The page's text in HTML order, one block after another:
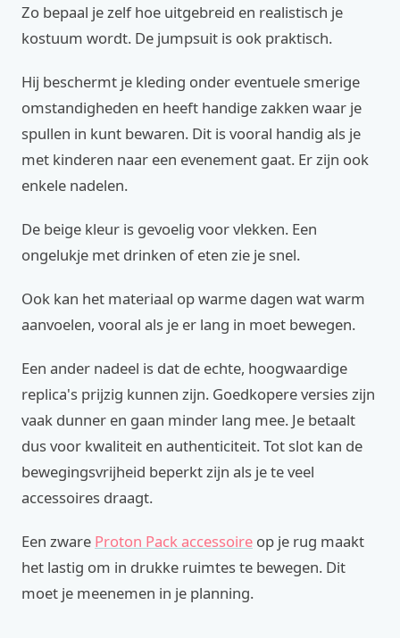
Zo bepaal je zelf hoe uitgebreid en realistisch je
kostuum wordt. De jumpsuit is ook praktisch.
Hij beschermt je kleding onder eventuele smerige
omstandigheden en heeft handige zakken waar je
spullen in kunt bewaren. Dit is vooral handig als je
met kinderen naar een evenement gaat. Er zijn ook
enkele nadelen.
De beige kleur is gevoelig voor vlekken. Een
ongelukje met drinken of eten zie je snel.
Ook kan het materiaal op warme dagen wat warm
aanvoelen, vooral als je er lang in moet bewegen.
Een ander nadeel is dat de echte, hoogwaardige
replica's prijzig kunnen zijn. Goedkopere versies zijn
vaak dunner en gaan minder lang mee. Je betaalt
dus voor kwaliteit en authenticiteit. Tot slot kan de
bewegingsvrijheid beperkt zijn als je te veel
accessoires draagt.
Een zware Proton Pack accessoire op je rug maakt
het lastig om in drukke ruimtes te bewegen. Dit
moet je meenemen in je planning.